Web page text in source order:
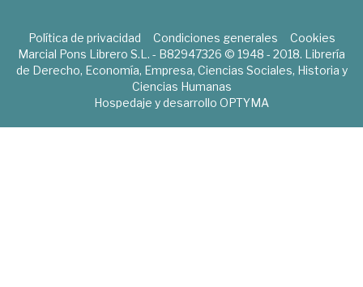
Política de privacidad Condiciones generales
Cookies
Marcial Pons Librero S.L. - B82947326 © 1948 - 2018. Librería
de Derecho, Economía, Empresa, Ciencias Sociales, Historia y
Ciencias Humanas
Hospedaje y desarrollo OPTYMA